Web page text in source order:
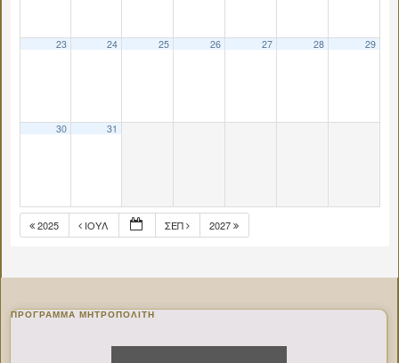
23 24 25 26 27 28 29
30 31
2025 ΙΟΎΛ ΣΕΠ 2027
ΠΡΌΓΡΑΜΜΑ ΜΗΤΡΟΠΟΛΊΤΗ